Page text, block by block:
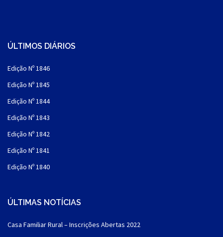
ÚLTIMOS DIÁRIOS
Edição Nº 1846
Edição Nº 1845
Edição Nº 1844
Edição Nº 1843
Edição Nº 1842
Edição Nº 1841
Edição Nº 1840
ÚLTIMAS NOTÍCIAS
Casa Familiar Rural – Inscrições Abertas 2022